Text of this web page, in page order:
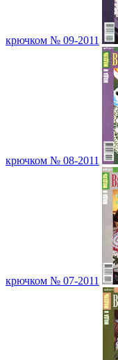
крючком № 09-2011
крючком № 08-2011
крючком № 07-2011